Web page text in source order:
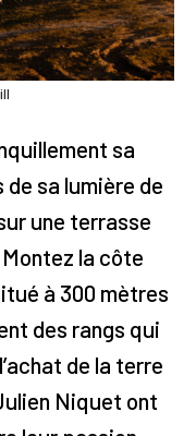
sa
sa lumière de
une terrasse
la côte
à 300 mètres
des rangs qui
de la terre
Niquet ont